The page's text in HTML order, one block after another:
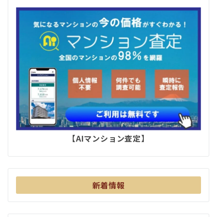
【AIマンション査定】
新着情報